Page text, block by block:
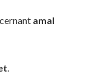
amal